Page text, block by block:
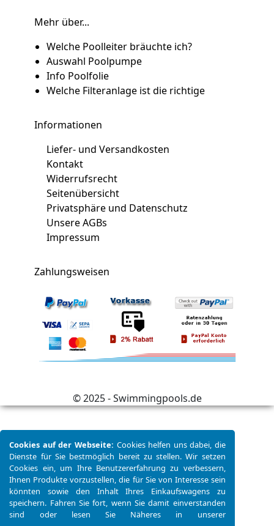
Cookies auf der Webseite: Cookies helfen uns dabei, die
Dienste für Sie bestmöglich bereit zu stellen. Wir setzen
Cookies ein, um Ihre Benutzererfahrung zu verbessern,
Ihnen Produkte vorzustellen, die für Sie von Interesse sein
könnten sowie den Inhalt Ihres Einkaufswagens zu
speichern. Fahren Sie fort, wenn Sie damit einverstanden
sind oder lesen Sie Näheres in unserer
Mehr über...
Welche Poolleiter bräuchte ich?
Auswahl Poolpumpe
Info Poolfolie
Welche Filteranlage ist die richtige
Informationen
Liefer- und Versandkosten
Kontakt
Widerrufsrecht
Seitenübersicht
Privatsphäre und Datenschutz
Unsere AGBs
Impressum
Zahlungsweisen
© 2025 - Swimmingpools.de